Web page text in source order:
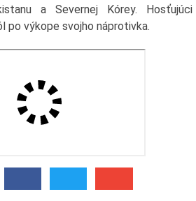
a Severnej Kórey. Hosťujúci
po výkope svojho náprotivka.